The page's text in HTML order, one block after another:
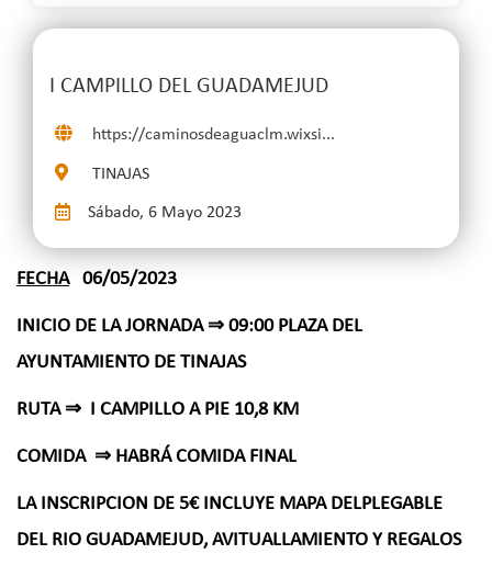
I CAMPILLO DEL GUADAMEJUD
https://caminosdeaguaclm.wixsi...
TINAJAS
Sábado, 6 Mayo 2023
FECHA06/05/2023
INICIO DE LA JORNADA ⇒ 09:00 PLAZA DEL
AYUNTAMIENTO DE TINAJAS
RUTA ⇒ I CAMPILLO A PIE 10,8 KM
COMIDA ⇒ HABRÁ COMIDA FINAL
LA INSCRIPCION DE 5€ INCLUYE MAPA DELPLEGABLE
DEL RIO GUADAMEJUD, AVITUALLAMIENTO Y REGALOS